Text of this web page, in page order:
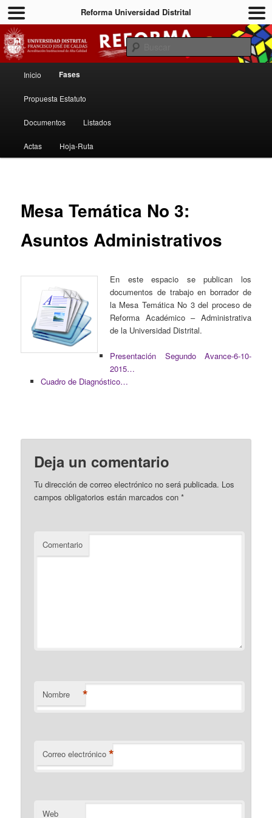
Reforma Universidad Distrital
Francisco José de Caldas
Ir al contenido principal
Ir al contenido secundario
Inicio Fases
Propuesta Estatuto
Documentos Listados
Actas Hoja-Ruta
Mesa Temática No 3:
Asuntos Administrativos
En este espacio se publican los
documentos de trabajo en borrador de
la Mesa Temática No 3 del proceso de
Reforma Académico – Administrativa
de la Universidad Distrital.
Presentación Segundo Avance-6-10-
2015…
Cuadro de Diagnóstico…
Deja un comentario
Tu dirección de correo electrónico no será publicada. Los
campos obligatorios están marcados con*
Comentario
Nombre *
Correo electrónico *
Web
Reforma Universidad Distrital